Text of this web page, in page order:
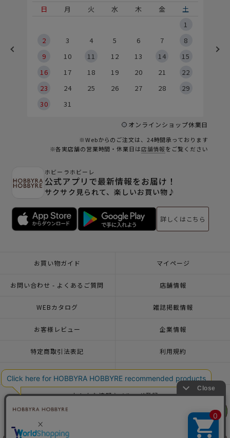
フェア
フェア
日
月 火 水 木 金
土
1
2
3 4 5 6 7
8
9
10 11 12 13 14
15
16
17 18 19 20 21
22
23
24 25 26 27 28
29
30
31
オンラインショップ休業日
※Webからのご注文は、24時間承っております
※各実店舗の営業時間・休業日は店舗情報をご覧ください
ホビーラホビーレ
公式アプリで最新情報をお届け！
サクサク見られて、楽しいお買い物♪
詳しくはこちら
お買い物ガイド マイページ
お問い合わせ - よくあるご質問 店舗情報
WEBカタログ 雑誌掲載情報
お客様レビュー 企業情報
特定商取引法表記 利用規約
一緒に働こう♪求人情報
おトクな情報♪メルマガ登録